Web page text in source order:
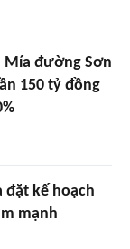
Mía đường Sơn
150 tỷ đồng
đặt kế hoạch
mạnh